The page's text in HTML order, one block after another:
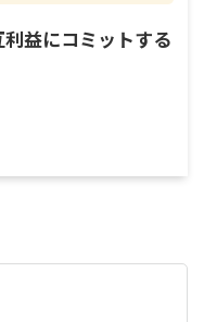
益にコミットする